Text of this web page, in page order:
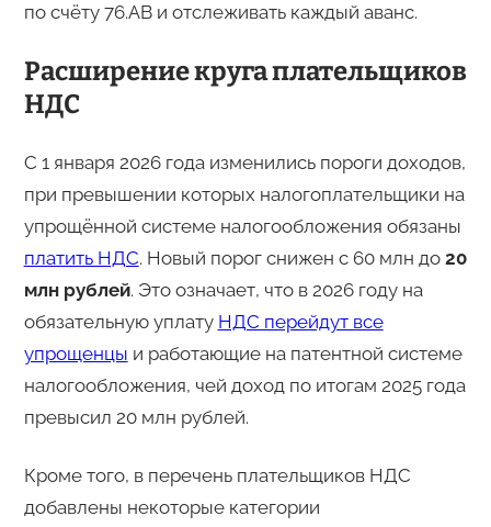
по счёту 76.АВ и отслеживать каждый аванс.
Расширение круга плательщиков
НДС
С 1 января 2026 года изменились пороги доходов,
при превышении которых налогоплательщики на
упрощённой системе налогообложения обязаны
платить НДС. Новый порог снижен с 60 млн до 20
млн рублей. Это означает, что в 2026 году на
обязательную уплату НДС перейдут все
упрощенцы и работающие на патентной системе
налогообложения, чей доход по итогам 2025 года
превысил 20 млн рублей.
Кроме того, в перечень плательщиков НДС
добавлены некоторые категории